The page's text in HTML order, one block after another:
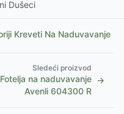
Dušeci
Kreveti Na Naduvavanje
Sledeći proizvod
Fotelja na naduvavanje
Avenli 604300 R
→